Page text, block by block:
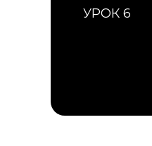
УРОК 6